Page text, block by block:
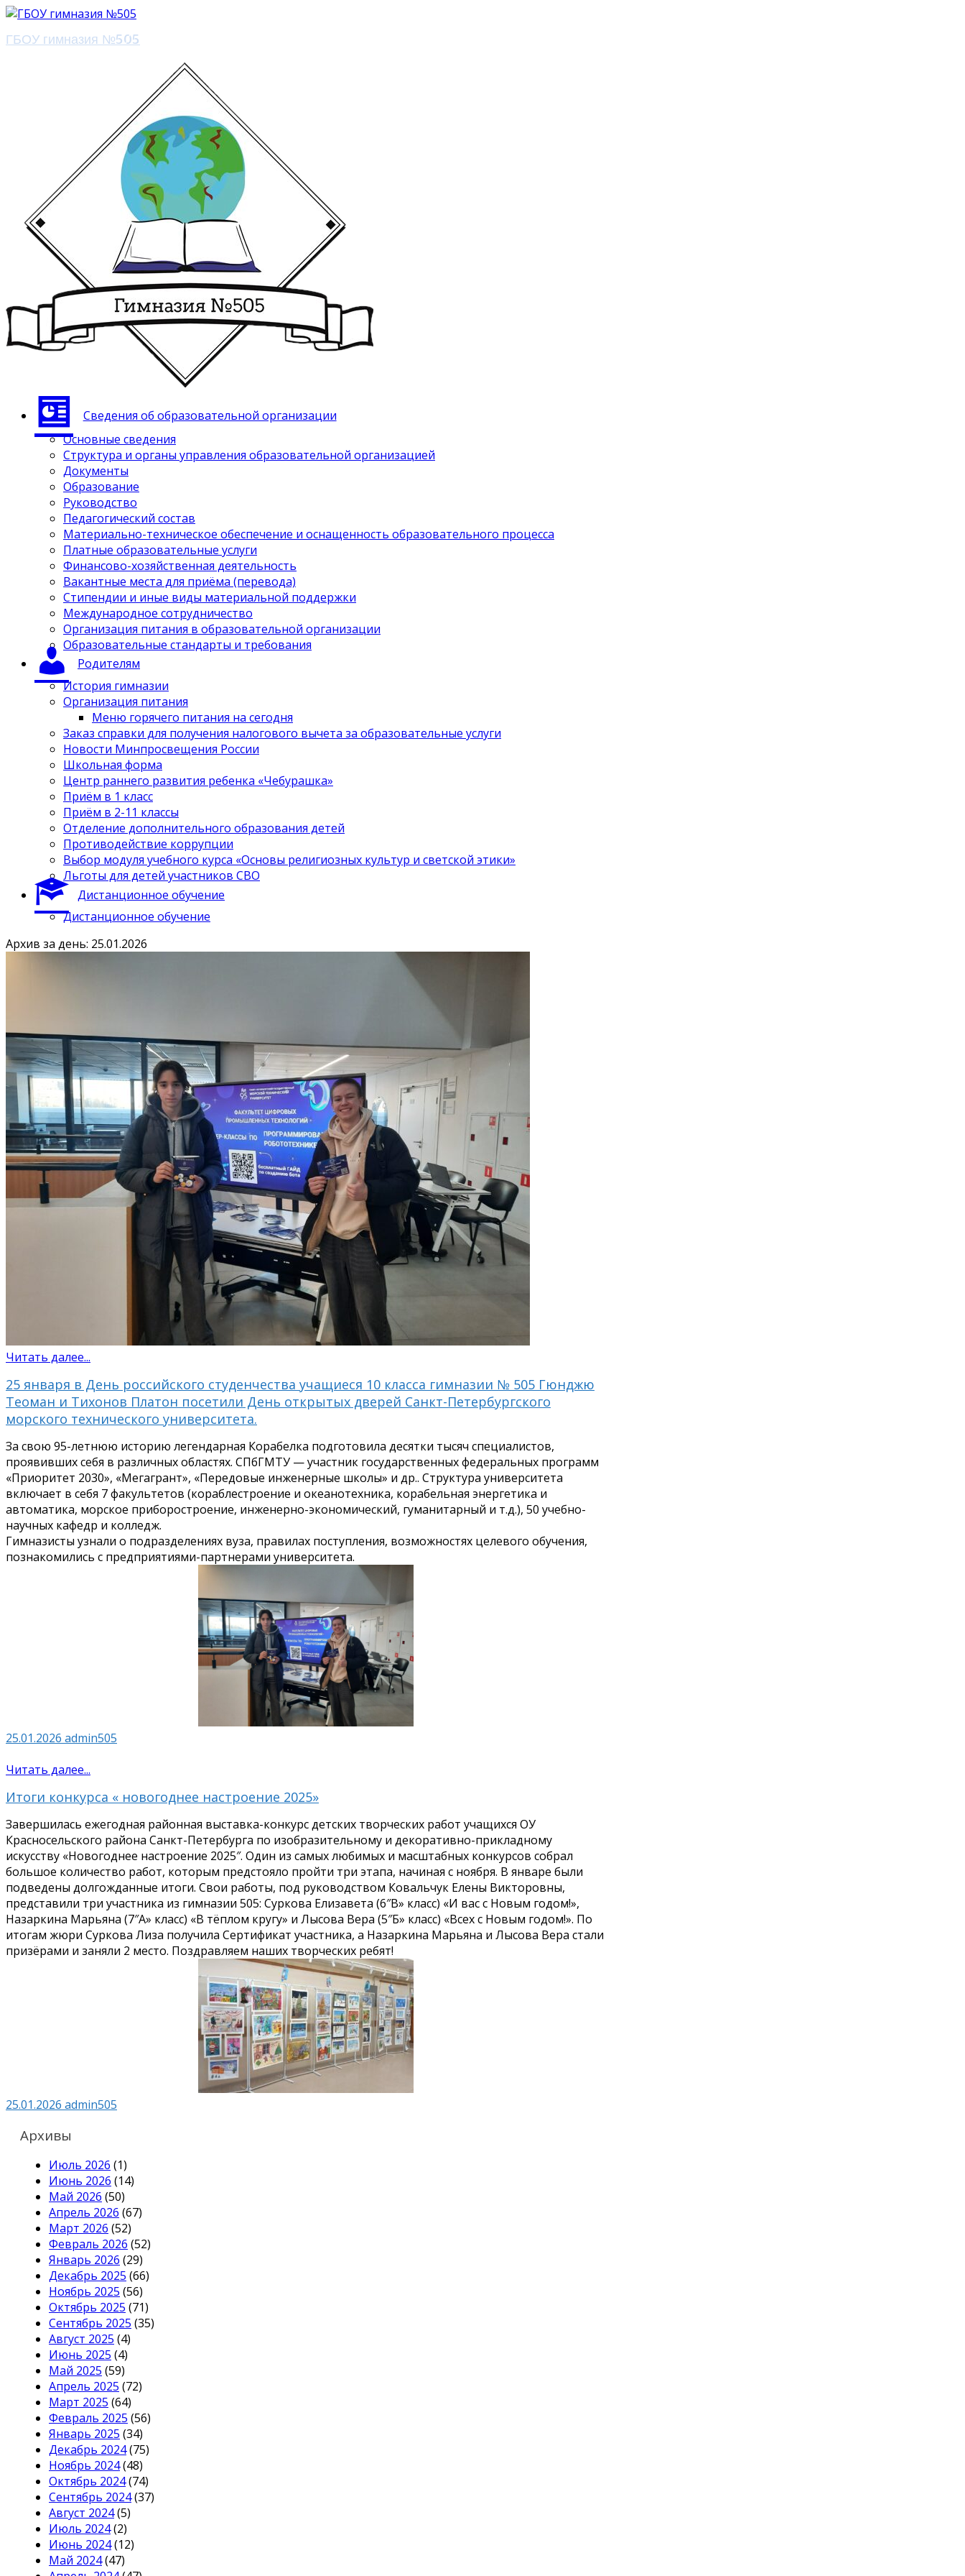
ГБОУ гимназия №505
Сведения об образовательной организации
Основные сведения
Структура и органы управления образовательной организацией
Документы
Образование
Руководство
Педагогический состав
Материально-техническое обеспечение и оснащенность образовательного процесса
Платные образовательные услуги
Финансово-хозяйственная деятельность
Вакантные места для приёма (перевода)
Стипендии и иные виды материальной поддержки
Международное сотрудничество
Организация питания в образовательной организации
Образовательные стандарты и требования
Родителям
История гимназии
Организация питания
Меню горячего питания на сегодня
Заказ справки для получения налогового вычета за образовательные услуги
Новости Минпросвещения России
Школьная форма
Центр раннего развития ребенка «Чебурашка»
Приём в 1 класс
Приём в 2-11 классы
Отделение дополнительного образования детей
Противодействие коррупции
Выбор модуля учебного курса «Основы религиозных культур и светской этики»
Льготы для детей участников СВО
Дистанционное обучение
Дистанционное обучение
Архив за день: 25.01.2026
Читать далее...
25 января в День российского студенчества учащиеся 10 класса гимназии № 505 Гюнджю
Теоман и Тихонов Платон посетили День открытых дверей Санкт-Петербургского
морского технического университета.
За свою 95-летнюю историю легендарная Корабелка подготовила десятки тысяч специалистов,
проявивших себя в различных областях. СПбГМТУ — участник государственных федеральных программ
«Приоритет 2030», «Мегагрант», «Передовые инженерные школы» и др.. Структура университета
включает в себя 7 факультетов (кораблестроение и океанотехника, корабельная энергетика и
автоматика, морское приборостроение, инженерно-экономический, гуманитарный и т.д.), 50 учебно-
научных кафедр и колледж.
Гимназисты узнали о подразделениях вуза, правилах поступления, возможностях целевого обучения,
познакомились с предприятиями-партнерами университета.
25.01.2026 admin505
Читать далее...
Итоги конкурса « новогоднее настроение 2025»
Завершилась ежегодная районная выставка-конкурс детских творческих работ учащихся ОУ
Красносельского района Санкт-Петербурга по изобразительному и декоративно-прикладному
искусству «Новогоднее настроение 2025″. Один из самых любимых и масштабных конкурсов собрал
большое количество работ, которым предстояло пройти три этапа, начиная с ноября. В январе были
подведены долгожданные итоги. Свои работы, под руководством Ковальчук Елены Викторовны,
представили три участника из гимназии 505: Суркова Елизавета (6″В» класс) «И вас с Новым годом!»,
Назаркина Марьяна (7″А» класс) «В тёплом кругу» и Лысова Вера (5″Б» класс) «Всех с Новым годом!». По
итогам жюри Суркова Лиза получила Сертификат участника, а Назаркина Марьяна и Лысова Вера стали
призёрами и заняли 2 место. Поздравляем наших творческих ребят!
25.01.2026 admin505
Архивы
Июль 2026 (1)
Июнь 2026 (14)
Май 2026 (50)
Апрель 2026 (67)
Март 2026 (52)
Февраль 2026 (52)
Январь 2026 (29)
Декабрь 2025 (66)
Ноябрь 2025 (56)
Октябрь 2025 (71)
Сентябрь 2025 (35)
Август 2025 (4)
Июнь 2025 (4)
Май 2025 (59)
Апрель 2025 (72)
Март 2025 (64)
Февраль 2025 (56)
Январь 2025 (34)
Декабрь 2024(75)
Ноябрь 2024(48)
Октябрь 2024(74)
Сентябрь 2024(37)
Август 2024(5)
Июль 2024(2)
Июнь 2024(12)
Май 2024(47)